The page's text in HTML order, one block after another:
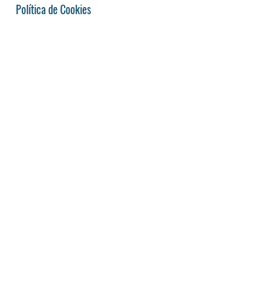
Política de Cookies